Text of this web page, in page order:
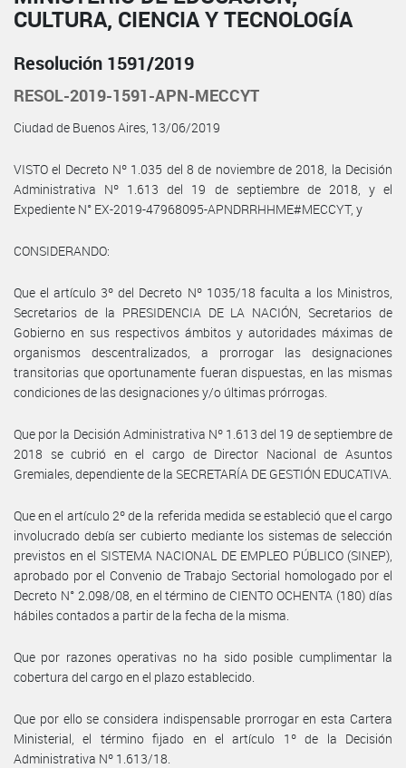
CULTURA, CIENCIA Y TECNOLOGÍA
Resolución 1591/2019
RESOL-2019-1591-APN-MECCYT
Ciudad de Buenos Aires, 13/06/2019
VISTO el Decreto Nº 1.035 del 8 de noviembre de 2018, la Decisión
Administrativa Nº 1.613 del 19 de septiembre de 2018, y el
Expediente N° EX-2019-47968095-APN­DRRHHME#MECCYT, y
CONSIDERANDO:
Que el artículo 3º del Decreto Nº 1035/18 faculta a los Ministros,
Secretarios de la PRESIDENCIA DE LA NACIÓN, Secretarios de
Gobierno en sus respectivos ámbitos y autoridades máximas de
organismos descentralizados, a prorrogar las designaciones
transitorias que oportunamente fueran dispuestas, en las mismas
condiciones de las designaciones y/o últimas prórrogas.
Que por la Decisión Administrativa Nº 1.613 del 19 de septiembre de
2018 se cubrió en el cargo de Director Nacional de Asuntos
Gremiales, dependiente de la SECRETARÍA DE GESTIÓN EDUCATIVA.
Que en el artículo 2º de la referida medida se estableció que el cargo
involucrado debía ser cubierto mediante los sistemas de selección
previstos en el SISTEMA NACIONAL DE EMPLEO PÚBLICO (SINEP),
aprobado por el Convenio de Trabajo Sectorial homologado por el
Decreto N° 2.098/08, en el término de CIENTO OCHENTA (180) días
hábiles contados a partir de la fecha de la misma.
Que por razones operativas no ha sido posible cumplimentar la
cobertura del cargo en el plazo establecido.
Que por ello se considera indispensable prorrogar en esta Cartera
Ministerial, el término fijado en el artículo 1º de la Decisión
Administrativa Nº 1.613/18.